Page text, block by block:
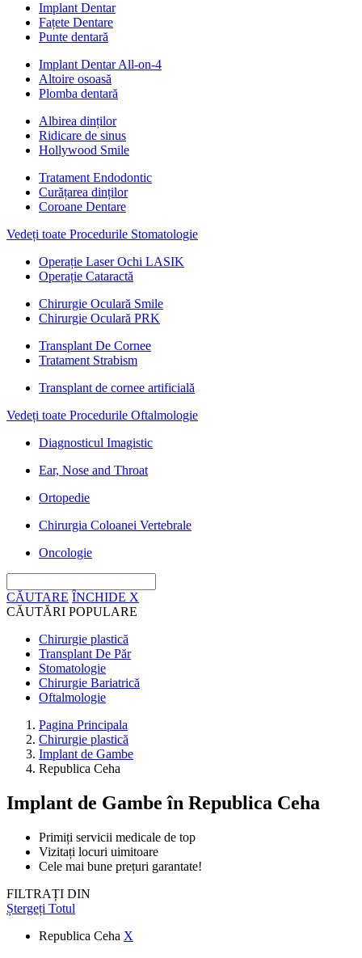
Implant Dentar
Fațete Dentare
Punte dentară
Implant Dentar All-on-4
Altoire osoasă
Plomba dentară
Albirea dinților
Ridicare de sinus
Hollywood Smile
Tratament Endodontic
Curățarea dinților
Coroane Dentare
Vedeți toate Procedurile Stomatologie
Operație Laser Ochi LASIK
Operație Cataractă
Chirurgie Oculară Smile
Chirurgie Oculară PRK
Transplant De Cornee
Tratament Strabism
Transplant de cornee artificială
Vedeți toate Procedurile Oftalmologie
Diagnosticul Imagistic
Ear, Nose and Throat
Ortopedie
Chirurgia Coloanei Vertebrale
Oncologie
CĂUTARE ÎNCHIDE X
CĂUTĂRI POPULARE
Chirurgie plastică
Transplant De Păr
Stomatologie
Chirurgie Bariatrică
Oftalmologie
Pagina Principala
Chirurgie plastică
Implant de Gambe
Republica Ceha
Implant de Gambeîn Republica Ceha
Primiți servicii medicale de top
Vizitați locuri uimitoare
Cele mai bune prețuri garantate!
FILTRAȚI DIN
Ștergeți Totul
Republica Ceha X